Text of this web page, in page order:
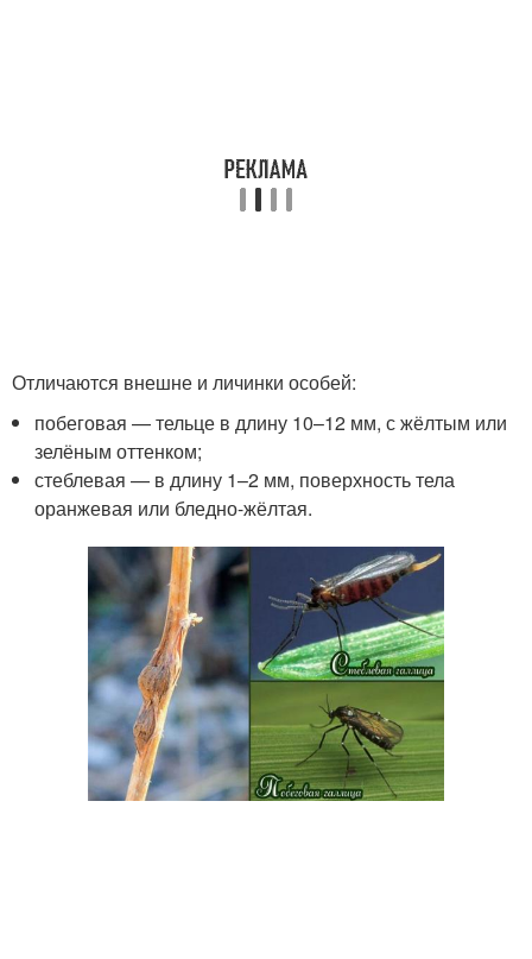
Отличаются внешне и личинки особей:
побеговая — тельце в длину 10–12 мм, с жёлтым или
зелёным оттенком;
стеблевая — в длину 1–2 мм, поверхность тела
оранжевая или бледно-жёлтая.